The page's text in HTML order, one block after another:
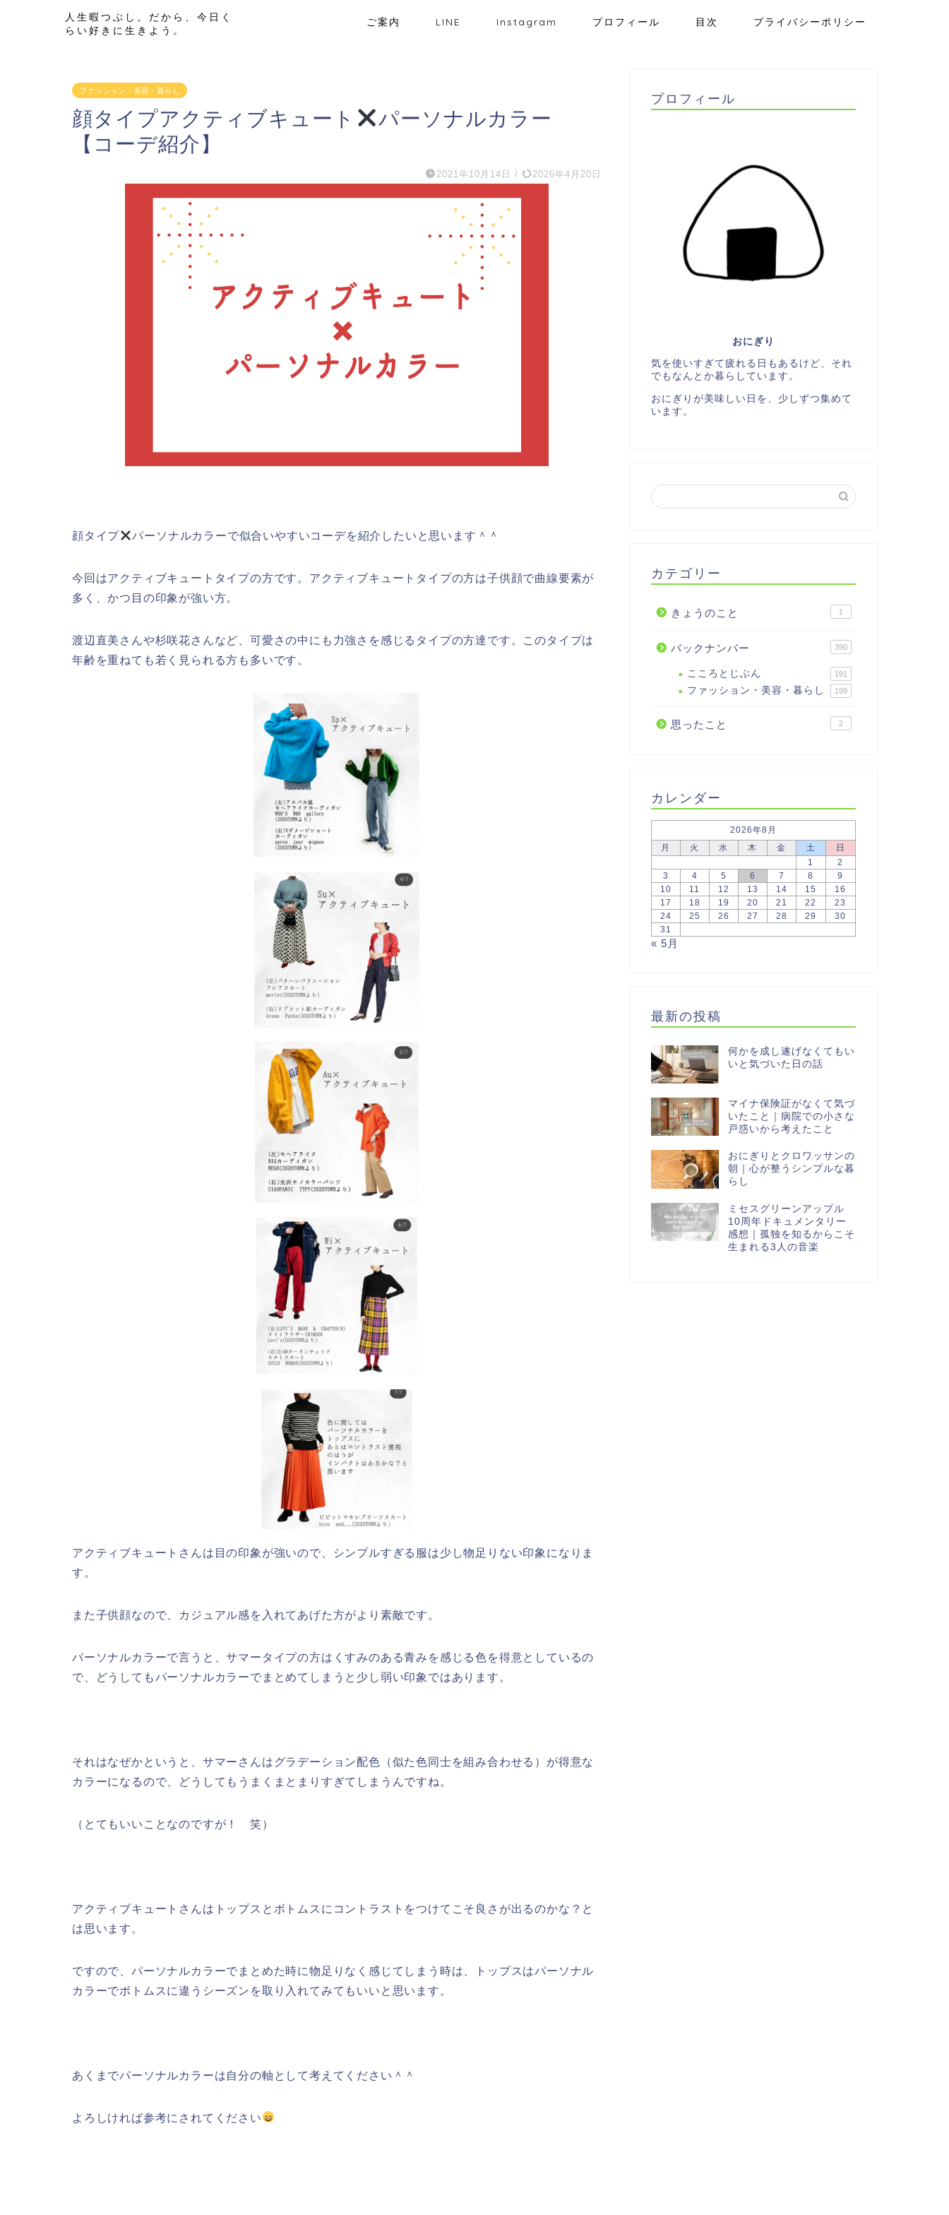
人生暇つぶし。だから、今日く
らい好きに生きよう。
ご案内 LINE Instagram プロフィール 目次 プライバシーポリシー
ファッション・美容・暮らし
顔タイプアクティブキュート
パーソナルカラー
【コーデ紹介】
2021年10月14日 / 2026年4月20日
顔タイプ パーソナルカラーで似合いやすいコーデを紹介したいと思います＾＾
今回はアクティブキュートタイプの方です。アクティブキュートタイプの方は子供顔で曲線要素が
多く、かつ目の印象が強い方。
渡辺直美さんや杉咲花さんなど、可愛さの中にも力強さを感じるタイプの方達です。このタイプは
年齢を重ねても若く見られる方も多いです。
アクティブキュートさんは目の印象が強いので、シンプルすぎる服は少し物足りない印象になりま
す。
また子供顔なので、カジュアル感を入れてあげた方がより素敵です。
パーソナルカラーで言うと、サマータイプの方はくすみのある青みを感じる色を得意としているの
で、どうしてもパーソナルカラーでまとめてしまうと少し弱い印象ではあります。
それはなぜかというと、サマーさんはグラデーション配色（似た色同士を組み合わせる）が得意な
カラーになるので、どうしてもうまくまとまりすぎてしまうんですね。
（とてもいいことなのですが！ 笑）
アクティブキュートさんはトップスとボトムスにコントラストをつけてこそ良さが出るのかな？と
は思います。
ですので、パーソナルカラーでまとめた時に物足りなく感じてしまう時は、トップスはパーソナル
カラーでボトムスに違うシーズンを取り入れてみてもいいと思います。
あくまでパーソナルカラーは自分の軸として考えてください＾＾
よろしければ参考にされてください
プロフィール
おにぎり
気を使いすぎて疲れる日もあるけど、それ
でもなんとか暮らしています。
おにぎりが美味しい日を、少しずつ集めて
います。
カテゴリー
きょうのこと 1
バックナンバー 390
こころとじぶん 191
ファッション・美容・暮らし 199
思ったこと 2
カレンダー
2026年8月
月
火 水 木 金 土
日
1
2
3
4 5 6 7 8
9
10
11 12 13 14 15
16
17
18 19 20 21 22
23
24
25 26 27 28 29
30
31
« 5月
最新の投稿
何かを成し遂げなくてもい
いと気づいた日の話
マイナ保険証がなくて気づ
いたこと｜病院での小さな
戸惑いから考えたこと
おにぎりとクロワッサンの
朝｜心が整うシンプルな暮
らし
ミセスグリーンアップル
10周年ドキュメンタリー
感想｜孤独を知るからこそ
生まれる3人の音楽